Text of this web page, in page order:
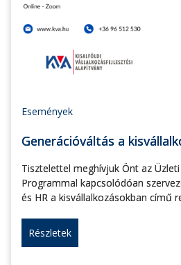
Események
Generációváltás a
Tisztelettel meghívjuk Önt az
Programmal kapcsolódóan
és HR a kisvállalkozásokban című
Részletek